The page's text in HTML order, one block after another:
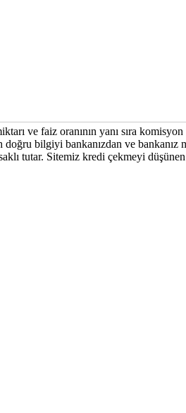
ve faiz oranının yanı sıra
bilgiyi bankanızdan ve
tutar. Sitemiz kredi çekmeyi